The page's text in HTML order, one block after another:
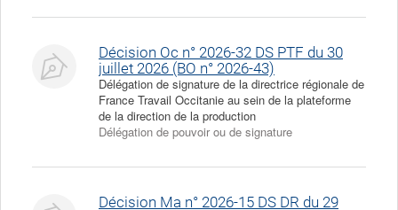
Décision Oc n° 2026-32 DS PTF du 30
juillet 2026 (BO n° 2026-43)
Délégation de signature de la directrice régionale de
France Travail Occitanie au sein de la plateforme
de la direction de la production
Délégation de pouvoir ou de signature
Décision Ma n° 2026-15 DS DR du 29